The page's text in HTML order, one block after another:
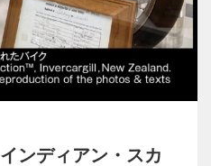
ンディアン・スカ